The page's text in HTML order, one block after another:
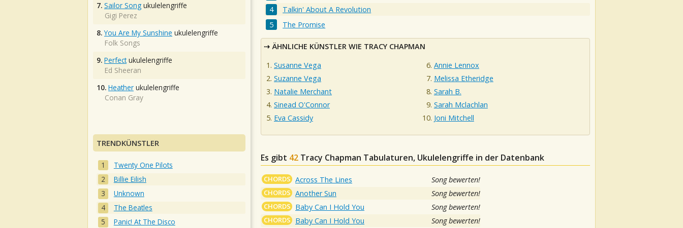
Talkin' About A Revolution
The Promise
ÄHNLICHE KÜNSTLER WIE TRACY CHAPMAN
Susanne Vega
Suzanne Vega
Natalie Merchant
Sinead O'Connor
Eva Cassidy
Annie Lennox
Melissa Etheridge
Sarah B.
Sarah Mclachlan
Joni Mitchell
Es gibt 42 Tracy Chapman Tabulaturen, Ukulelengriffe in der Datenbank
CHORDS Across The Lines Song bewerten!
CHORDS Another Sun Song bewerten!
CHORDS Baby Can I Hold You Song bewerten!
CHORDS Baby Can I Hold You Song bewerten!
7. Sailor Song ukulelengriffe
Gigi Perez
8. You Are My Sunshine ukulelengriffe
Folk Songs
9. Perfectukulelengriffe
Ed Sheeran
10. Heather ukulelengriffe
Conan Gray
TRENDKÜNSTLER
Twenty One Pilots
Billie Eilish
Unknown
The Beatles
Panic! At The Disco